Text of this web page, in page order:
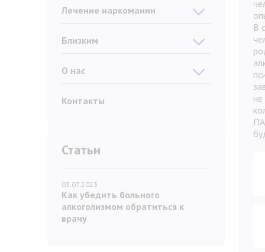
Лечение наркомании
Близким
О нас
Контакты
Статьи
03.07.2023
Как убедить больного
алкоголизмом обратиться к
врачу
В